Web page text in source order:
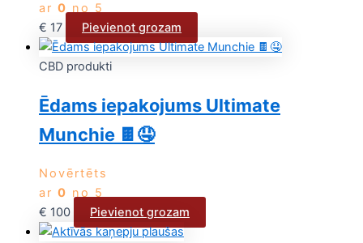
ar 0 no 5
€ 17 Pievienot grozam
CBD produkti
Ēdams iepakojums Ultimate
Munchie 🍫🤤
Novērtēts
ar 0 no 5
€ 100 Pievienot grozam